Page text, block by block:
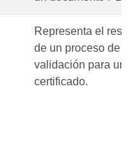
Representa el
de un proceso de
validación para un
certificado.